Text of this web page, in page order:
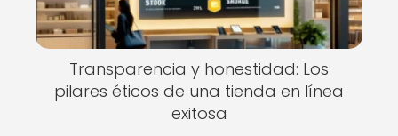
Transparencia y honestidad: Los
pilares éticos de una tienda en línea
exitosa